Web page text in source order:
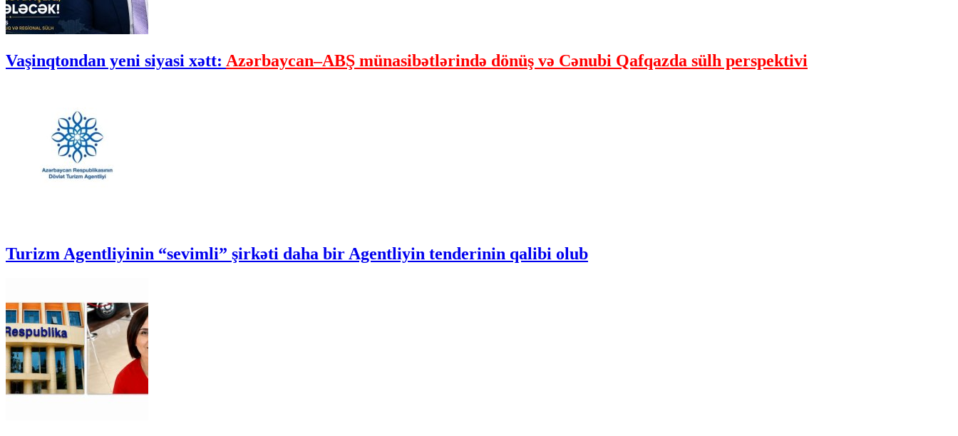
Vaşinqtondan yeni siyasi xətt: Azərbaycan–ABŞ münasibətlərində dönüş və Cənubi Qafqazda sülh perspektivi
Turizm Agentliyinin “sevimli” şirkəti daha bir Agentliyin tenderinin qalibi olub